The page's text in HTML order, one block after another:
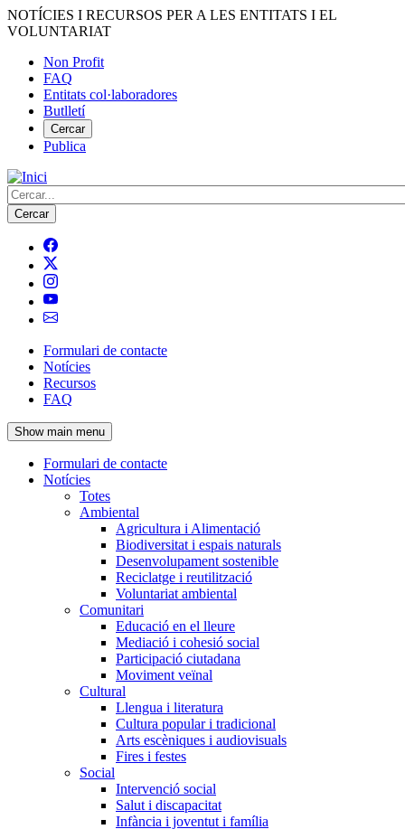
Vés
al
NOTÍCIES I RECURSOS PER A LES ENTITATS I EL
VOLUNTARIAT
Menú
del
compte
d'usuari
Non Profit
FAQ
Entitats col·laboradores
Butlletí
Cercar
Publica
Cerca
Navegació
principal
de
l'encapçalament
Formulari de contacte
Notícies
Recursos
FAQ
Show main menu
Navegació
principal
Formulari de contacte
Notícies
Totes
Ambiental
Agricultura i Alimentació
Biodiversitat i espais naturals
Desenvolupament sostenible
Reciclatge i reutilització
Voluntariat ambiental
Comunitari
Educació en el lleure
Mediació i cohesió social
Participació ciutadana
Moviment veïnal
Cultural
Llengua i literatura
Cultura popular i tradicional
Arts escèniques i audiovisuals
Fires i festes
Social
Intervenció social
Salut i discapacitat
Infància i joventut i família